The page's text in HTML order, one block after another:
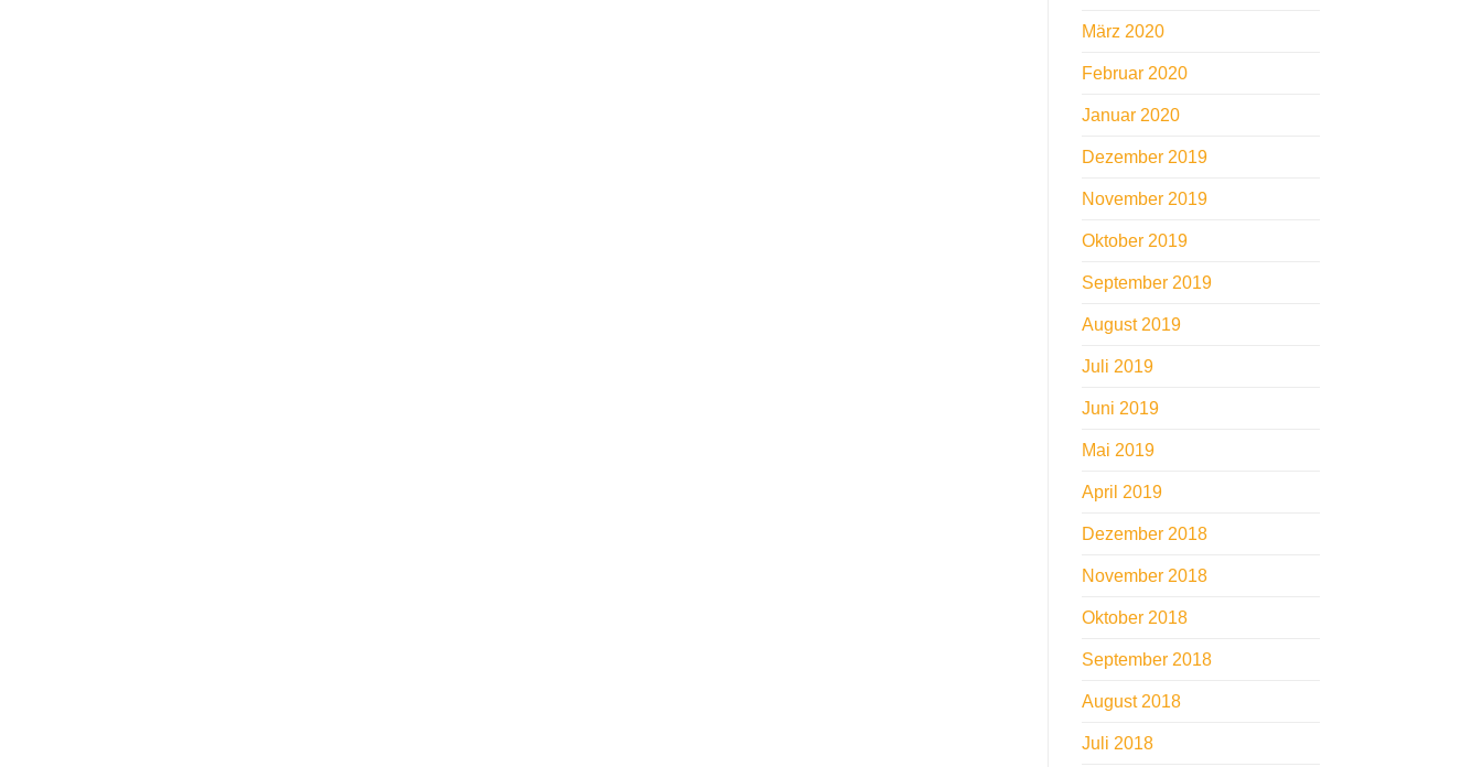
März 2020
Februar 2020
Januar 2020
Dezember 2019
November 2019
Oktober 2019
September 2019
August 2019
Juli 2019
Juni 2019
Mai 2019
April 2019
Dezember 2018
November 2018
Oktober 2018
September 2018
August 2018
Juli 2018